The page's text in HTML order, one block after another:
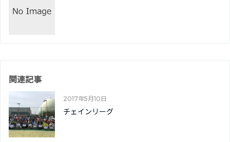
関連記事
2017年5月10日
チェインリーグ